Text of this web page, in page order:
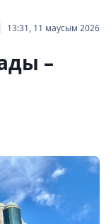
13:31, 11 маусым 2026
–